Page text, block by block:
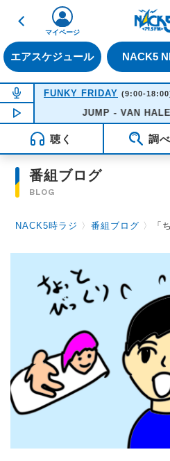
戻る
エアスケジュール NACK5
マイページ
NOW ON AIR
FUNKY FRIDAY (9:00-
NOW PLAYING12:37
JUMP - VAN HALEN
聴く 調
番組ブログ
BLOG
NACK5時ラジ 〉番組ブログ 〉 「